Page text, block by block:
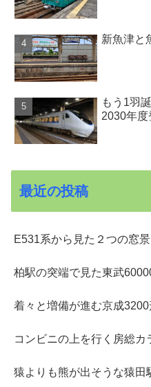
新魚津と
もう1羽
2030年度
最近の投稿
E531系から見た２つの窓景
柏駅の突端で見た東武
着々と増備が進む京成3200
コンビニの上を行く房総カ
猿よりも熊が出そうな猿田